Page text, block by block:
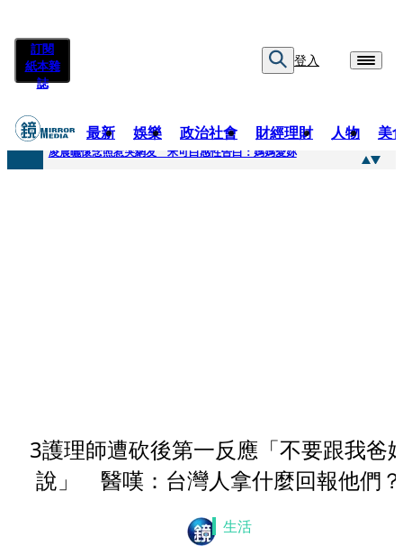
訂閱
紙本雜
誌
登入
最新 娛樂 政治社會 財經理財 人物 美
快訊
凌晨曬懷念照惹哭網友 米可白感性告白：媽媽愛妳
3護理師遭砍後第一反應「不要跟我爸
說」 醫嘆：台灣人拿什麼回報他們？
生活